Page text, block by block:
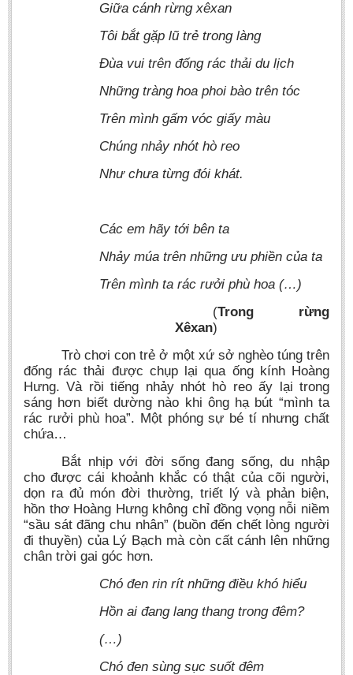
Giữa cánh rừng xêxan
Tôi bắt gặp lũ trẻ trong làng
Đùa vui trên đống rác thải du lịch
Những tràng hoa phoi bào trên tóc
Trên mình gấm vóc giấy màu
Chúng nhảy nhót hò reo
Như chưa từng đói khát.
Các em hãy tới bên ta
Nhảy múa trên những ưu phiền của ta
Trên mình ta rác rưởi phù hoa (…)
(Trong rừng
Xêxan)
Trò chơi con trẻ ở một xứ sở nghèo túng trên
đống rác thải được chụp lại qua ống kính Hoàng
Hưng. Và rồi tiếng nhảy nhót hò reo ấy lại trong
sáng hơn biết dường nào khi ông hạ bút “mình ta
rác rưởi phù hoa”. Một phóng sự bé tí nhưng chất
chứa…
Bắt nhịp với đời sống đang sống, du nhập
cho được cái khoảnh khắc có thật của cõi người,
dọn ra đủ món đời thường, triết lý và phản biện,
hồn thơ Hoàng Hưng không chỉ đồng vọng nỗi niềm
“sầu sát đãng chu nhân” (buồn đến chết lòng người
đi thuyền) của Lý Bạch mà còn cất cánh lên những
chân trời gai góc hơn.
Chó đen rin rít những điều khó hiểu
Hồn ai đang lang thang trong đêm?
(…)
Chó đen sùng sục suốt đêm